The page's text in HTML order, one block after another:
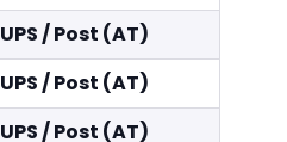
UPS/Post (AT)
UPS/Post (AT)
UPS/Post (AT)